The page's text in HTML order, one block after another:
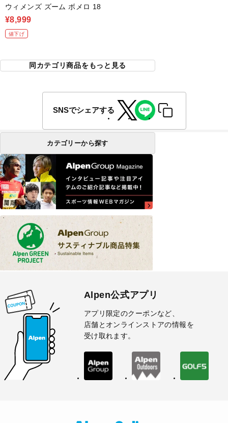
ウィメンズ ズーム ボメロ 18
¥8,999
値下げ
同カテゴリ商品をもっと見る
SNSでシェアする
カテゴリーから探す
Alpen公式アプリ
アプリ限定のクーポンなど、
店舗とオンラインストアの情報を
受け取れます。